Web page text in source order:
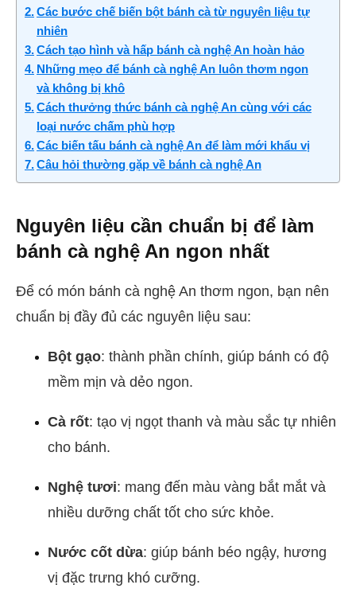
Các bước chế biến bột bánh cà từ nguyên liệu tự
nhiên
Cách tạo hình và hấp bánh cà nghệ An hoàn hảo
Những mẹo để bánh cà nghệ An luôn thơm ngon
và không bị khô
Cách thưởng thức bánh cà nghệ An cùng với các
loại nước chấm phù hợp
Các biến tấu bánh cà nghệ An để làm mới khẩu vị
Câu hỏi thường gặp về bánh cà nghệ An
Nguyên liệu cần chuẩn bị để làm
bánh cà nghệ An ngon nhất
Để có món bánh cà nghệ An thơm ngon, bạn nên
chuẩn bị đầy đủ các nguyên liệu sau:
Bột gạo: thành phần chính, giúp bánh có độ
mềm mịn và dẻo ngon.
Cà rốt: tạo vị ngọt thanh và màu sắc tự nhiên
cho bánh.
Nghệ tươi: mang đến màu vàng bắt mắt và
nhiều dưỡng chất tốt cho sức khỏe.
Nước cốt dừa: giúp bánh béo ngậy, hương
vị đặc trưng khó cưỡng.